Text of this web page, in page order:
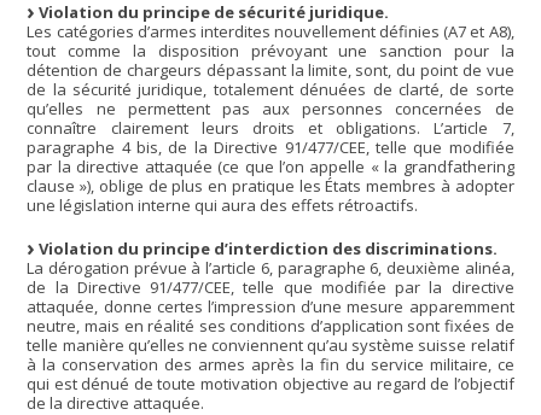
Violation du principe de sécurité juridique.
Les catégories d’armes interdites nouvellement définies (A7 et A8),
tout comme la disposition prévoyant une sanction pour la
détention de chargeurs dépassant la limite, sont, du point de vue
de la sécurité juridique, totalement dénuées de clarté, de sorte
qu’elles ne permettent pas aux personnes concernées de
connaître clairement leurs droits et obligations. L’article 7,
paragraphe 4 bis, de la Directive 91/477/CEE, telle que modifiée
par la directive attaquée (ce que l’on appelle « la grandfathering
clause »), oblige de plus en pratique les États membres à adopter
une législation interne qui aura des effets rétroactifs.
Violation du principe d’interdiction des discriminations.
La dérogation prévue à l’article 6, paragraphe 6, deuxième alinéa,
de la Directive 91/477/CEE, telle que modifiée par la directive
attaquée, donne certes l’impression d’une mesure apparemment
neutre, mais en réalité ses conditions d’application sont fixées de
telle manière qu’elles ne conviennent qu’au système suisse relatif
à la conservation des armes après la fin du service militaire, ce
qui est dénué de toute motivation objective au regard de l’objectif
de la directive attaquée.